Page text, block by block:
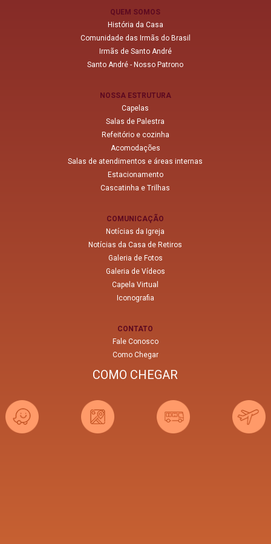
QUEM SOMOS
História da Casa
Comunidade das Irmãs do Brasil
Irmãs de Santo André
Santo André - Nosso Patrono
NOSSA ESTRUTURA
Capelas
Salas de Palestra
Refeitório e cozinha
Acomodações
Salas de atendimentos e áreas internas
Estacionamento
Cascatinha e Trilhas
COMUNICAÇÃO
Notícias da Igreja
Notícias da Casa de Retiros
Galeria de Fotos
Galeria de Vídeos
Capela Virtual
Iconografia
CONTATO
Fale Conosco
Como Chegar
COMO CHEGAR